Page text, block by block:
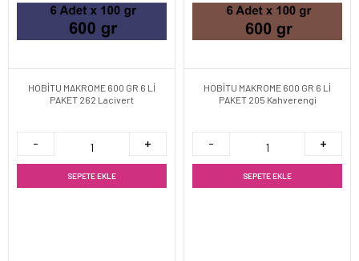
HOBİTU MAKROME 600 GR 6 Lİ
PAKET 262 Lacivert
SEPETE EKLE
HOBİTU MAKROME 600 GR 6 Lİ
PAKET 205 Kahverengi
SEPETE EKLE